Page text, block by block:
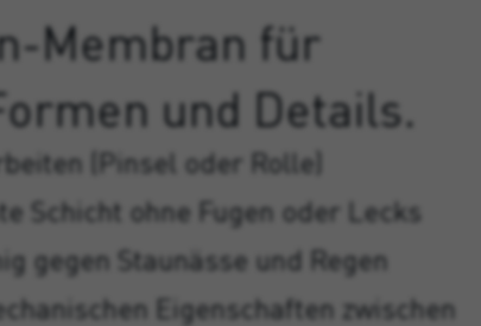
Membran für
und Details.
(Pinsel oder Rolle)
Schicht ohne Fugen oder Lecks
gegen Staunässe und Regen
Eigenschaften zwischen